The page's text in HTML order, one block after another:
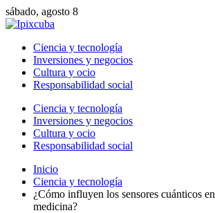
sábado, agosto 8
Ciencia y tecnología
Inversiones y negocios
Cultura y ocio
Responsabilidad social
Ciencia y tecnología
Inversiones y negocios
Cultura y ocio
Responsabilidad social
Inicio
Ciencia y tecnología
¿Cómo influyen los sensores cuánticos
medicina?